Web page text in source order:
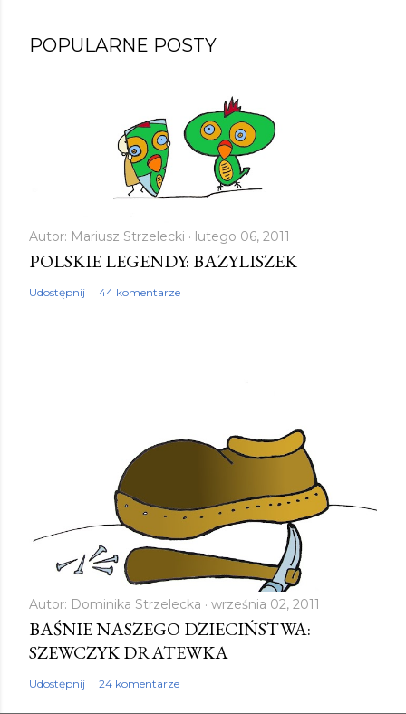
POPULARNE POSTY
Autor: Mariusz Strzelecki lutego 06, 2011
POLSKIE LEGENDY: BAZYLISZEK
Udostępnij 44 komentarze
Autor: Dominika Strzelecka września 02, 2011
BAŚNIE NASZEGO DZIECIŃSTWA:
SZEWCZYK DRATEWKA
Udostępnij 24 komentarze